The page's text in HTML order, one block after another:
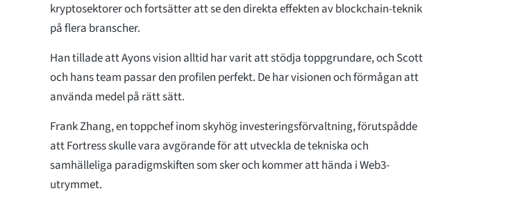
kryptosektorer och fortsätter att se den direkta effekten av blockchain-teknik
på flera branscher.
Han tillade att Ayons vision alltid har varit att stödja toppgrundare, och Scott
och hans team passar den profilen perfekt. De har visionen och förmågan att
använda medel på rätt sätt.
Frank Zhang, en toppchef inom skyhög investeringsförvaltning, förutspådde
att Fortress skulle vara avgörande för att utveckla de tekniska och
samhälleliga paradigmskiften som sker och kommer att hända i Web3-
utrymmet.